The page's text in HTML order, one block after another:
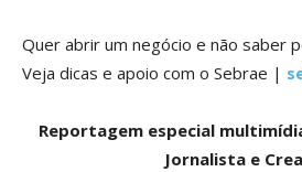
Quer abrir um negócio e não saber
Veja dicas e apoio com o Sebrae |
Reportagem especial
Jornalista e